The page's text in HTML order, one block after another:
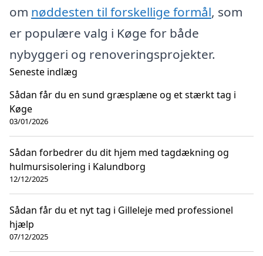
om nøddesten til forskellige formål, som
er populære valg i Køge for både
nybyggeri og renoveringsprojekter.
Seneste indlæg
Sådan får du en sund græsplæne og et stærkt tag i
Køge
03/01/2026
Sådan forbedrer du dit hjem med tagdækning og
hulmursisolering i Kalundborg
12/12/2025
Sådan får du et nyt tag i Gilleleje med professionel
hjælp
07/12/2025